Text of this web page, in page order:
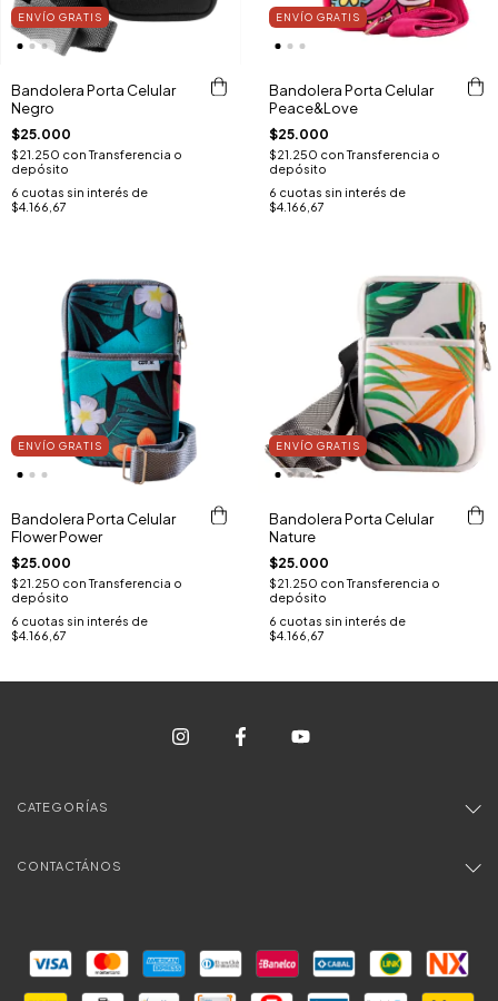
ENVÍO GRATIS
Bandolera Porta Celular
Negro
$25.000
$21.250 con Transferencia o
depósito
6 cuotas sin interés de
$4.166,67
ENVÍO GRATIS
Bandolera Porta Celular
Peace&Love
$25.000
$21.250 conTransferencia o
depósito
6 cuotas sin interés de
$4.166,67
ENVÍO GRATIS
Bandolera Porta Celular
Flower Power
$25.000
$21.250 con Transferencia o
depósito
6 cuotas sin interés de
$4.166,67
ENVÍO GRATIS
Bandolera Porta Celular
Nature
$25.000
$21.250 conTransferencia o
depósito
6 cuotas sin interés de
$4.166,67
CATEGORÍAS
CONTACTÁNOS